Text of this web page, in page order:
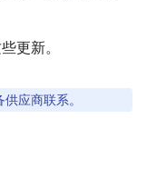
更新。
应商联系。